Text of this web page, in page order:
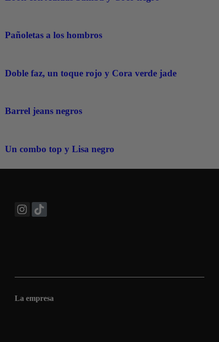
Pañoletas a los hombros
Doble faz, un toque rojo y Cora verde jade
Barrel jeans negros
Un combo top y Lisa negro
La empresa